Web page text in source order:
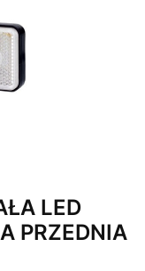
LED
PRZEDNIA